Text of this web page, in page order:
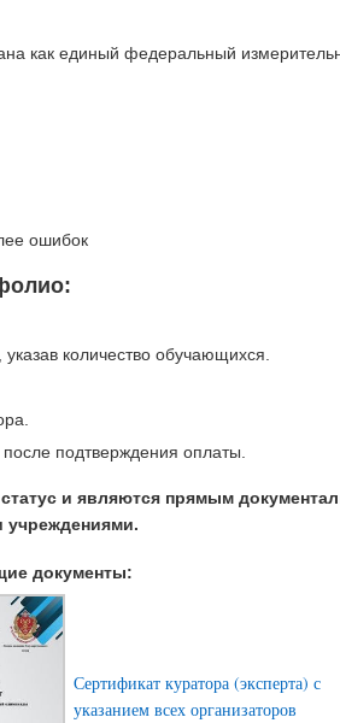
как единый федеральный
ошибок
количество обучающихся.
подтверждения оплаты.
и являются прямым
учреждениями.
документы:
Сертификат куратора (эксперта) с
указанием всех организаторов